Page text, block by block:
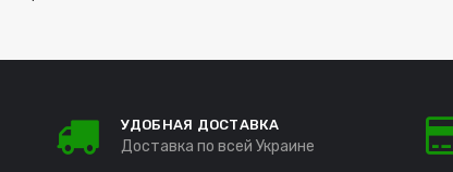
УДОБНАЯ ДОСТАВКА
Доставка по всей Украине